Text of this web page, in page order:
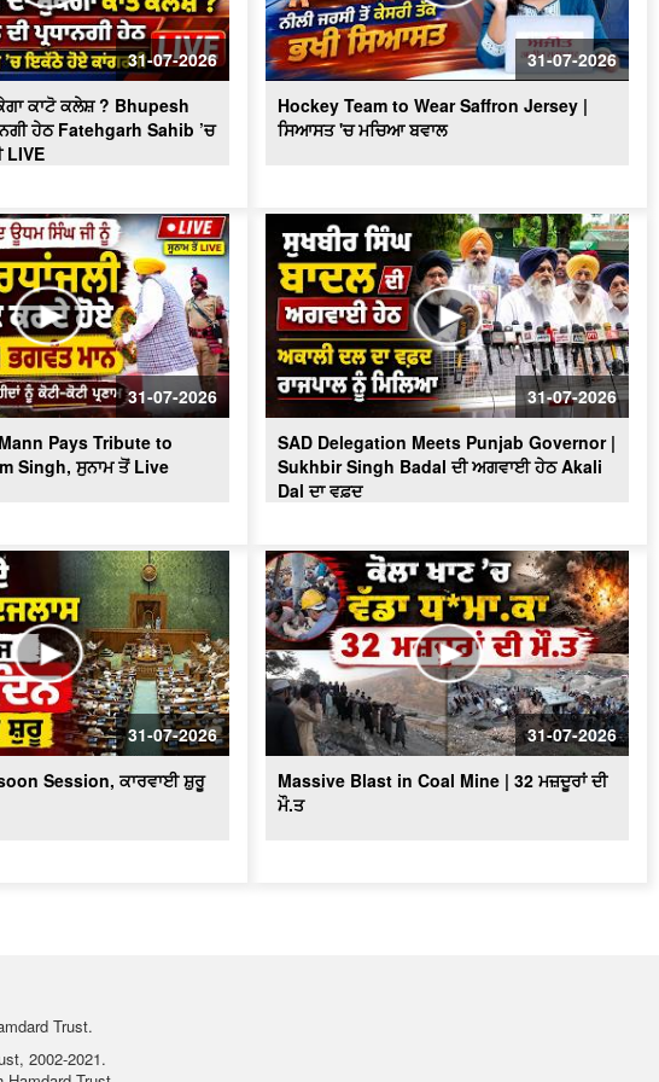
Massive Blast in Coal Mine | 32
ਮਜ਼ਦੂਰਾਂ ਦੀ ਮੌ.ਤ
31-07-2026
ਕਾਟੋ ਕਲੇਸ਼ ? Bhupesh
ਹੇਠ Fatehgarh Sahib ’ਚ
LIVE
31-07-2026
Hockey Team to Wear Saffron Jersey |
ਸਿਆਸਤ 'ਚ ਮਚਿਆ ਬਵਾਲ
31-07-2026
Pays Tribute to
Singh, ਸੁਨਾਮ ਤੋਂ Live
31-07-2026
SAD Delegation Meets Punjab Governor |
Sukhbir Singh Badal ਦੀ ਅਗਵਾਈ ਹੇਠ Akali
Dal ਦਾ ਵਫ਼ਦ
31-07-2026
Session, ਕਾਰਵਾਈ ਸ਼ੁਰੂ
31-07-2026
Massive Blast in Coal Mine | 32 ਮਜ਼ਦੂਰਾਂ ਦੀ
ਮੌ.ਤ
Trust.
2002-2021.